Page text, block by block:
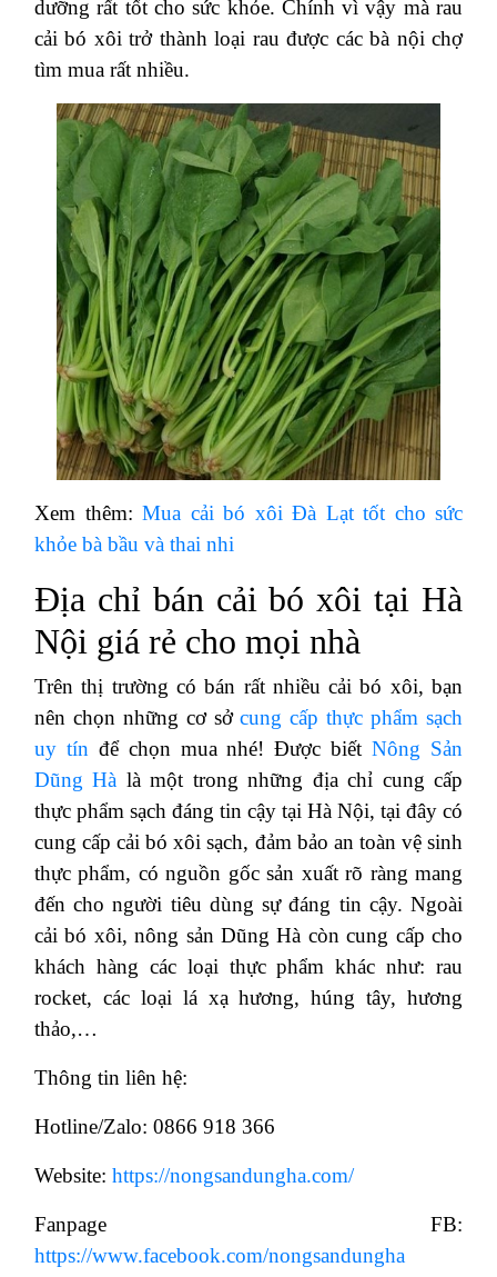
dưỡng rất tốt cho sức khỏe. Chính vì vậy mà rau
cải bó xôi trở thành loại rau được các bà nội chợ
tìm mua rất nhiều.
Xem thêm: Mua cải bó xôi Đà Lạt tốt cho sức
khỏe bà bầu và thai nhi
Địa chỉ bán cải bó xôi tại Hà
Nội giá rẻ cho mọi nhà
Trên thị trường có bán rất nhiều cải bó xôi, bạn
nên chọn những cơ sởcung cấp thực phẩm sạch
uy tín để chọn mua nhé! Được biếtNông Sản
Dũng Hà là một trong những địa chỉ cung cấp
thực phẩm sạch đáng tin cậy tại Hà Nội, tại đây có
cung cấp cải bó xôi sạch, đảm bảo an toàn vệ sinh
thực phẩm, có nguồn gốc sản xuất rõ ràng mang
đến cho người tiêu dùng sự đáng tin cậy. Ngoài
cải bó xôi, nông sản Dũng Hà còn cung cấp cho
khách hàng các loại thực phẩm khác như: rau
rocket, các loại lá xạ hương, húng tây, hương
thảo,…
Thông tin liên hệ:
Hotline/Zalo: 0866 918 366
Website: https://nongsandungha.com/
Fanpage FB:
https://www.facebook.com/nongsandungha